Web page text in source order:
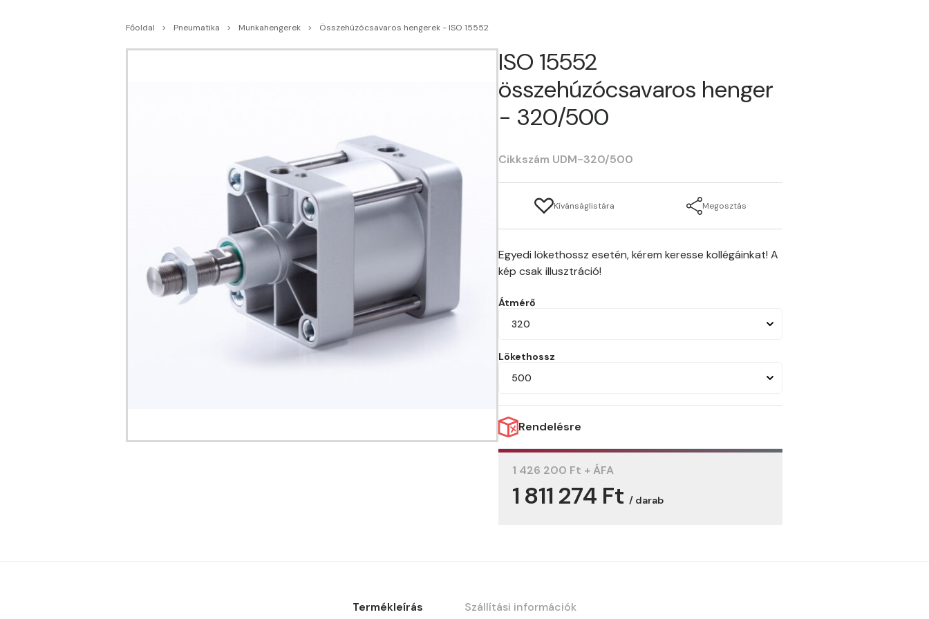
Főoldal Pneumatika Munkahengerek Összehúzócsavaros hengerek - ISO 15552
ISO 15552
összehúzócsavaros henger
- 320/500
Cikkszám UDM-320/500
Kívánságlistára Megosztás
Egyedi lökethossz esetén, kérem keresse kollégáinkat! A
kép csak illusztráció!
Átmérő
320
Lökethossz
500
Rendelésre
1 426 200 Ft + ÁFA
1 811 274 Ft / darab
Termékleírás Szállítási információk